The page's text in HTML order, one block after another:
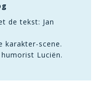
de tekst: Jan
karakter-scene.
Luciën.